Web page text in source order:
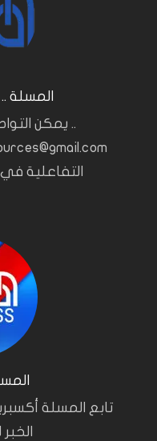
المسلة
.. يمكن
التفاعلية
تابع المسلة